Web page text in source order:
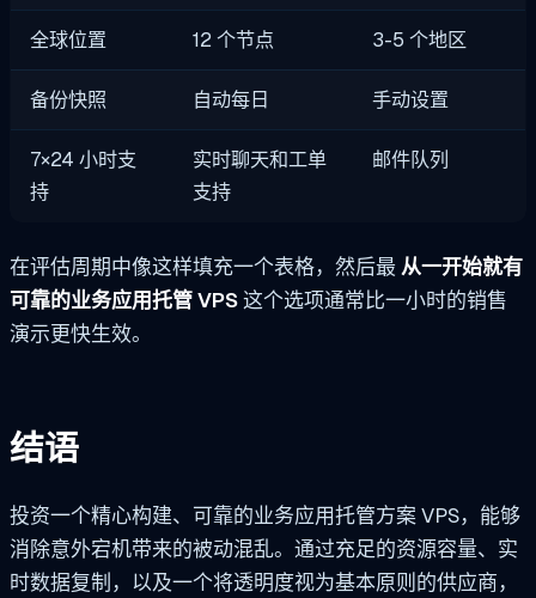
全球位置 12 个节点 3-5 个地区
备份快照 自动每日 手动设置
7×24 小时支
持
实时聊天和工单
支持
邮件队列
在评估周期中像这样填充一个表格，然后最从一开始就有
可靠的业务应用托管 VPS这个选项通常比一小时的销售
演示更快生效。
结语
投资一个精心构建、可靠的业务应用托管方案 VPS，能够
消除意外宕机带来的被动混乱。通过充足的资源容量、实
时数据复制，以及一个将透明度视为基本原则的供应商，